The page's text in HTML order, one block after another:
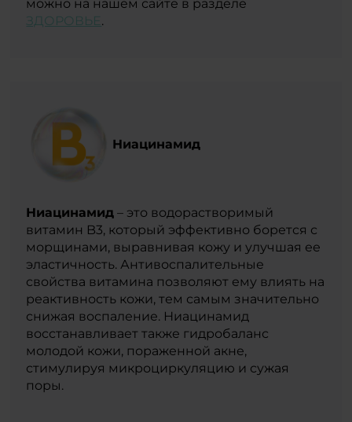
можно на нашем сайте в разделе
ЗДОРОВЬЕ.
Ниацинамид
Ниацинамид – это водорастворимый
витамин B3, который эффективно борется с
морщинами, выравнивая кожу и улучшая ее
эластичность. Антивоспалительные
свойства витамина позволяют ему влиять на
реактивность кожи, тем самым значительно
снижая воспаление. Ниацинамид
восстанавливает также гидробаланс
молодой кожи, пораженной акне,
стимулируя микроциркуляцию и сужая
поры.